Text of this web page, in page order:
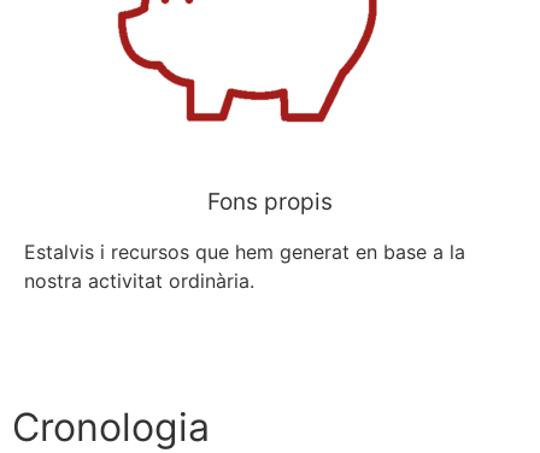
Fons propis
Estalvis i recursos que hem generat en base a la
nostra activitat ordinària.
Cronologia